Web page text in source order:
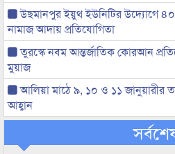
উছমানপুর ইয়ুথ ইউনিটির উদ্যোগে ৪০
নামাজ আদায় প্রতিযোগিতা
তুরস্কে নবম আন্তর্জাতিক কোরআন
মুয়াজ
আলিয়া মাঠে ৯, ১০ ও ১১ জানুয়ারীর
আহ্বান